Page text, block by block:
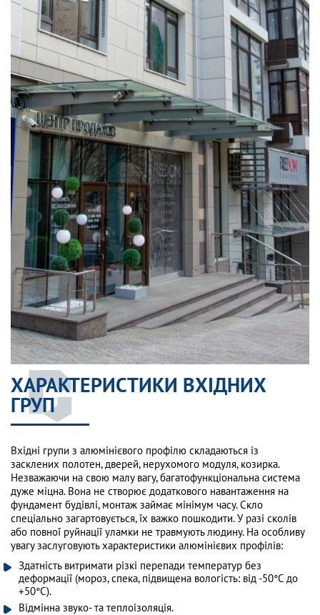
ХАРАКТЕРИСТИКИ ВХІДНИХ
ГРУП
Вхідні групи з алюмінієвого профілю складаються із
засклених полотен, дверей, нерухомого модуля, козирка.
Незважаючи на свою малу вагу, багатофункціональна система
дуже міцна. Вона не створює додаткового навантаження на
фундамент будівлі, монтаж займає мінімум часу. Скло
спеціально загартовується, їх важко пошкодити. У разі сколів
або повної руйнації уламки не травмують людину. На особливу
увагу заслуговують характеристики алюмінієвих профілів:
Здатність витримати різкі перепади температур без
деформації (мороз, спека, підвищена вологість: від -50°C до
+50°C).
Відмінна звуко- та теплоізоляція.